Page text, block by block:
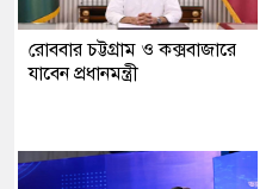
রোববার চট্টগ্রাম ও কক্সবাজারে
যাবেন প্রধানমন্ত্রী